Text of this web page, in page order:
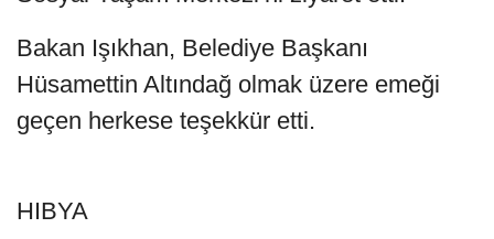
Bakan Işıkhan, Belediye Başkanı
Hüsamettin Altındağ olmak üzere emeği
geçen herkese teşekkür etti.
HIBYA